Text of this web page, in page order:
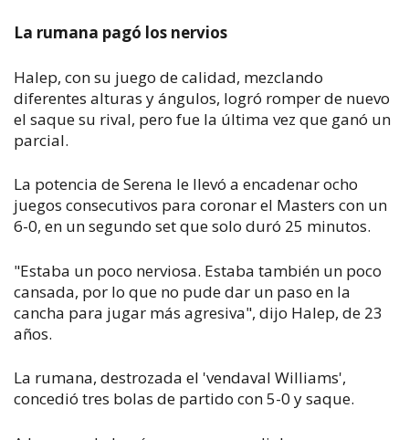
La rumana pagó los nervios
Halep, con su juego de calidad, mezclando
diferentes alturas y ángulos, logró romper de nuevo
el saque su rival, pero fue la última vez que ganó un
parcial.
La potencia de Serena le llevó a encadenar ocho
juegos consecutivos para coronar el Masters con un
6-0, en un segundo set que solo duró 25 minutos.
"Estaba un poco nerviosa. Estaba también un poco
cansada, por lo que no pude dar un paso en la
cancha para jugar más agresiva", dijo Halep, de 23
años.
La rumana, destrozada el 'vendaval Williams',
concedió tres bolas de partido con 5-0 y saque.